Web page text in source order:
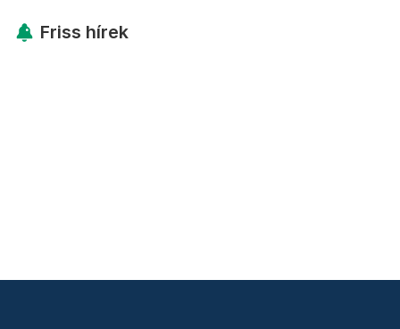
Friss hírek